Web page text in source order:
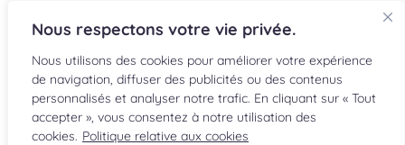
Nous respectons votre vie privée.
Nous utilisons des cookies pour améliorer votre expérience
de navigation, diffuser des publicités ou des contenus
personnalisés et analyser notre trafic. En cliquant sur « Tout
accepter », vous consentez à notre utilisation des
cookies. Politique relative aux cookies
EN